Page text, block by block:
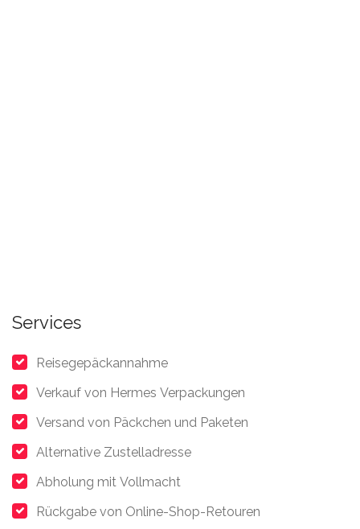
Services
Reisegepäckannahme
Verkauf von Hermes Verpackungen
Versand von Päckchen und Paketen
Alternative Zustelladresse
Abholung mit Vollmacht
Rückgabe von Online-Shop-Retouren